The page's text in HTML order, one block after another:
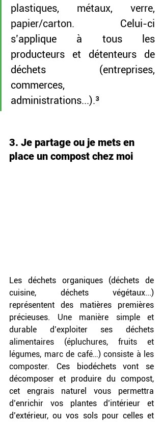
plastiques, métaux, verre,
papier/carton. Celui-ci
producteurs et détenteurs de
déchets (entreprises,
commerces,
administrations...).³
3. Je partage ou je mets en
place un compost chez moi
Les déchets organiques (déchets de
cuisine, déchets végétaux...)
représentent des matières premières
précieuses. Une manière simple et
durable d’exploiter ses déchets
alimentaires (épluchures, fruits et
légumes, marc de café…) consiste à les
composter. Ces biodéchets vont se
décomposer et produire du compost,
cet engrais naturel vous permettra
d’enrichir vos plantes d’intérieur et
d’extérieur, ou vos sols pour celles et